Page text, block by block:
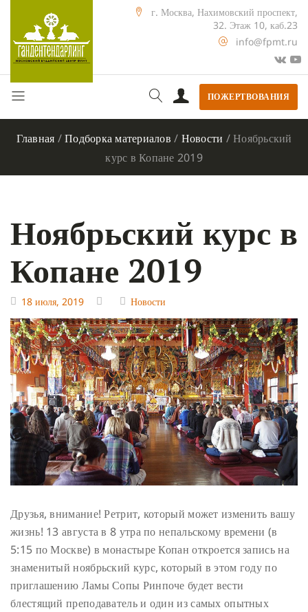
г. Москва, Нахимовский проспект,
32. Этаж 10, каб.23
info@fpmt.ru
ПОЖЕРТВОВАНИЯ
Главная /Подборка материалов / Новости /Ноябрьский
курс в Копане 2019
Ноябрьский курс в
Копане 2019
18 июля, 2019 Новости
Друзья, внимание! Ретрит, который может изменить вашу
жизнь! 13 августа в 8 утра по непальскому времени (в
5:15 по Москве) в монастыре Копан откроется запись на
знаменитый ноябрьский курс, который в этом году по
приглашению Ламы Сопы Ринпоче будет вести
блестящий преподаватель и один из самых опытных